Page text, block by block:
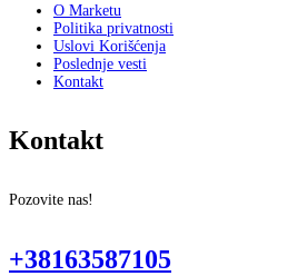
O Marketu
Politika privatnosti
Uslovi Korišćenja
Poslednje vesti
Kontakt
Kontakt
Pozovite nas!
+38163587105